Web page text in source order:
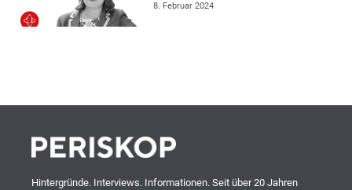
8. Februar 2024
Hintergründe. Interviews. Informationen. Seit über 20 Jahren